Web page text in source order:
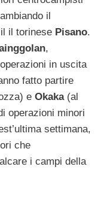
il
il torinese Pisano.
,
in uscita
fatto partire
e Okaka (al
operazioni minori
settimana,
che
i campi della